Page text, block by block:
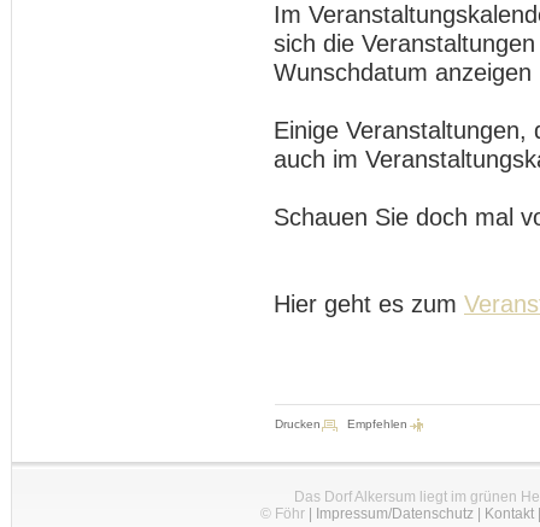
Im
sich die
Wunschdatum
Einige Veranstaltungen,
auch im
Schauen Sie doch mal
Hier geht es zum
Drucken Empfehlen
Das Dorf Alkersum liegt im grünen
© Föhr| Impressum/Datenschutz| Kontakt